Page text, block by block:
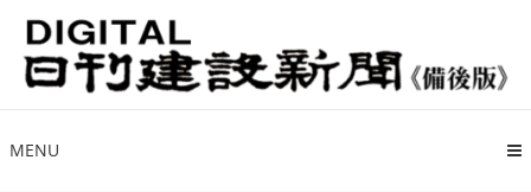
ナ
ビ
ゲ
シ
コ
ン
テ
ツ
MENU